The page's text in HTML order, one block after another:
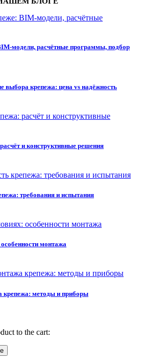
модели, расчётные программы, подбор
выбора крепежа: цена vs надёжность
и конструктивные решения
требования и испытания
монтажа
крепежа: методы и приборы
to the cart: